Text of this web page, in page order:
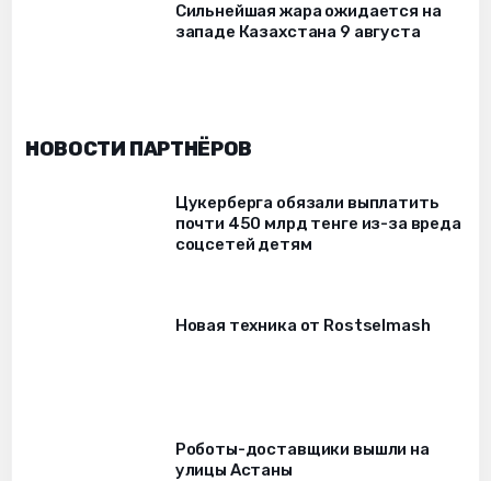
Сильнейшая жара ожидается на
западе Казахстана 9 августа
НОВОСТИ ПАРТНЁРОВ
Цукерберга обязали выплатить
почти 450 млрд тенге из-за вреда
соцсетей детям
Новая техника от Rostselmash
Роботы-доставщики вышли на
улицы Астаны